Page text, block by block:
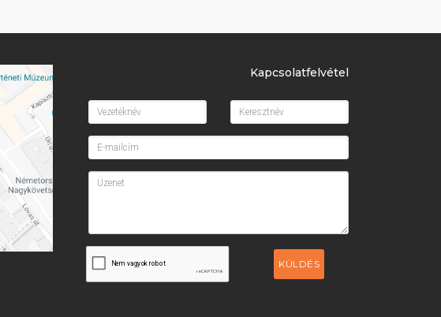
Kapcsolatfelvétel
KÜLDÉS